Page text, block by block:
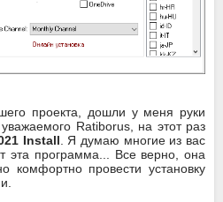
проекта, дошли у меня руки
Ratiborus, на этот раз
Install . Я думаю многие из вас
эта программа... Все верно, она
комфортно провести установку